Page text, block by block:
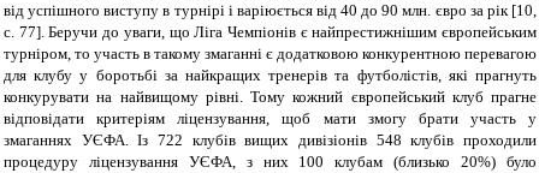
від успішного виступу в турнірі і варіюється від 40 до 90 млн. євро за рік[10,
c. 77]. Беручи до уваги, що Ліга Чемпіонів є найпрестижнішим європейським
турніром, то участь в такому змаганні є додатковою конкурентною перевагою
для клубу у боротьбі за найкращих тренерів та футболістів, які прагнуть
конкурувати на найвищому рівні. Тому кожний європейський клуб прагне
відповідати критеріям ліцензування, щоб мати змогу брати участь у
змаганнях УЄФА. Із 722 клубів вищих дивізіонів 548 клубів проходили
процедуру ліцензування УЄФА, з них 100 клубам (близько 20%) було